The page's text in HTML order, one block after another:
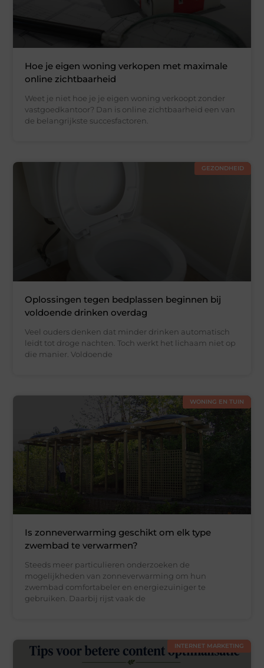
Hoe je eigen woning verkopen met maximale
online zichtbaarheid
Weet je niet hoe je je eigen woning verkoopt zonder
vastgoedkantoor? Dan is online zichtbaarheid een van
de belangrijkste succesfactoren.
GEZONDHEID
Oplossingen tegen bedplassen beginnen bij
voldoende drinken overdag
Veel ouders denken dat minder drinken automatisch
leidt tot droge nachten. Toch werkt het lichaam niet op
die manier. Voldoende
WONING EN TUIN
Is zonneverwarming geschikt om elk type
zwembad te verwarmen?
Steeds meer particulieren onderzoeken de
mogelijkheden van zonneverwarming om hun
zwembad comfortabeler en energiezuiniger te
gebruiken. Daarbij rijst vaak de
INTERNET MARKETING